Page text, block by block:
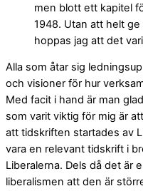
men blott ett kapitel
1948. Utan att helt
hoppas jag att det
Alla som åtar sig
och visioner för hur
Med facit i hand är man
som varit viktig för mig är
att tidskriften startades av
vara en relevant tidskrift i
Liberalerna. Dels då det är
liberalismen att den är